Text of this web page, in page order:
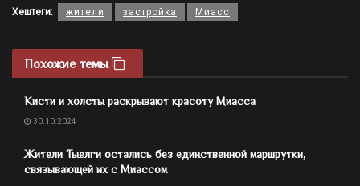
Хештеги: жители застройка Миасс
Похожие темы
Кисти и холсты раскрывают красоту Миасса
30.10.2024
Жители Тыелги остались без единственной маршрутки,
связывающей их с Миассом